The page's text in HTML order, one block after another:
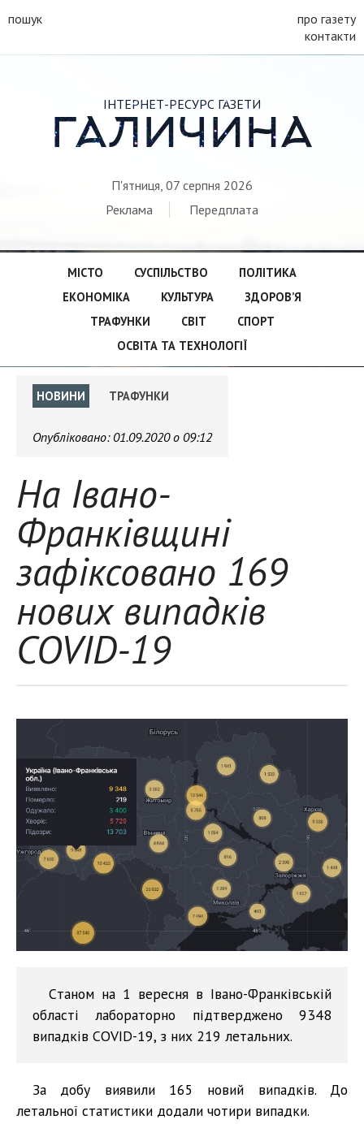
пошук
про газету
контакти
ІНТЕРНЕТ-РЕСУРС ГАЗЕТИ
ГАЛИЧИНА
П'ятниця, 07 серпня 2026
Реклама
Передплата
МІСТО СУСПІЛЬСТВО
ПОЛІТИКА
ЕКОНОМІКА
КУЛЬТУРА
ЗДОРОВ’Я
ТРАФУНКИ
СВІТ
СПОРТ
ОСВІТА ТА ТЕХНОЛОГІЇ
НОВИНИ ТРАФУНКИ
Опубліковано: 01.09.2020 о 09:12
На Івано-
Франківщині
зафіксовано 169
нових випадків
COVID-19
Cтаном на 1 вересня в Івано-Франківській
області лабораторно підтверджено 9348
випадків COVID-19, з них 219 летальних.
За добу виявили 165 новий випадків. До
летальної статистики додали чотири випадки.